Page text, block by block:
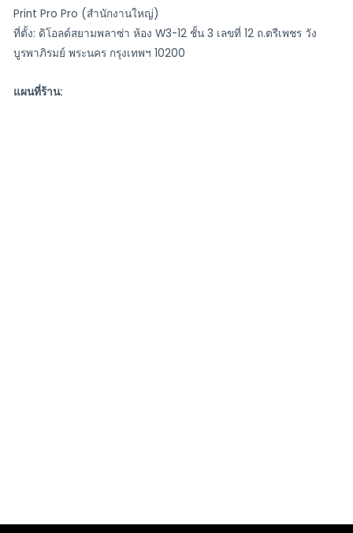
Print Pro Pro (สำนักงานใหญ่)
ที่ตั้ง: ดิโอลด์สยามพลาซ่า ห้อง W3-12 ชั้น 3 เลขที่ 12 ถ.ตรีเพชร วัง
บูรพาภิรมย์ พระนคร กรุงเทพฯ 10200
แผนที่ร้าน: